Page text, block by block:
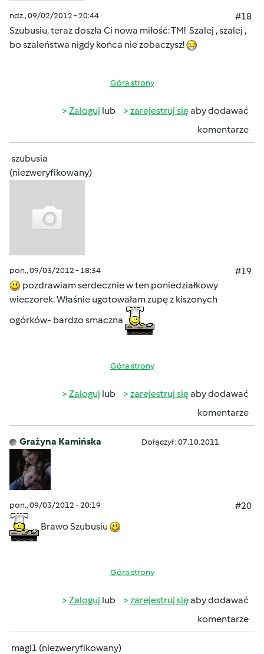
ndz., 09/02/2012 - 20:44
#18
Szubusiu, teraz doszła Ci nowa miłość: TM! Szalej , szalej ,
bo szaleństwa nigdy końca nie zobaczysz!
Góra strony
Zaloguj lub zarejestruj sięaby dodawać
komentarze
szubusia
(niezweryfikowany)
pon., 09/03/2012 - 18:34
#19
pozdrawiam serdecznie w ten poniedziałkowy
wieczorek. Właśnie ugotowałam zupę z kiszonych
ogórków- bardzo smaczna
Góra strony
Zaloguj lub zarejestruj sięaby dodawać
komentarze
Grażyna Kamińska Dołączył : 07.10.2011
pon., 09/03/2012 - 20:19
#20
Brawo Szubusiu
Góra strony
Zaloguj lub zarejestruj sięaby dodawać
komentarze
magi1 (niezweryfikowany)